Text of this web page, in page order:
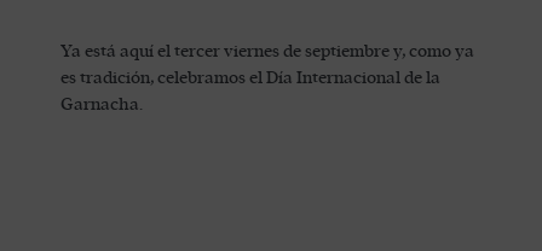
Ya está aquí el tercer viernes de septiembre y, como ya
es tradición, celebramos el Día Internacional de la
Garnacha.